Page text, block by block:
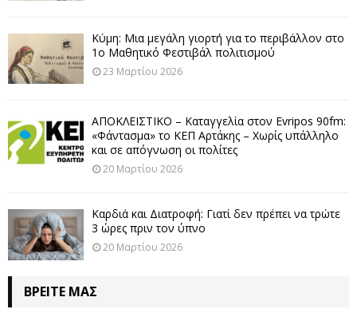
Κύμη: Μια μεγάλη γιορτή για το περιβάλλον στο
1ο Μαθητικό Φεστιβάλ πολιτισμού
23 Μαρτίου 2026
ΑΠΟΚΛΕΙΣΤΙΚΟ – Καταγγελία στον Evripos 90fm:
«Φάντασμα» το ΚΕΠ Αρτάκης – Χωρίς υπάλληλο
και σε απόγνωση οι πολίτες
20 Μαρτίου 2026
Καρδιά και Διατροφή: Γιατί δεν πρέπει να τρώτε
3 ώρες πριν τον ύπνο
20 Μαρτίου 2026
ΒΡΕΊΤΕ ΜΑΣ